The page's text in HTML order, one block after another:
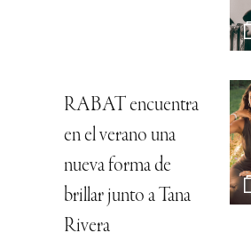
RABAT encuentra
en el verano una
nueva forma de
brillar junto a Tana
Rivera